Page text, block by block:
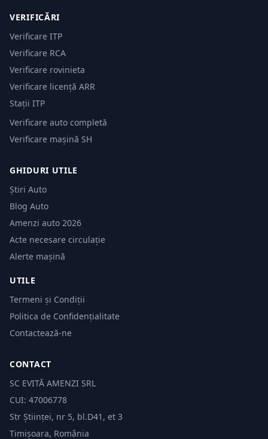
VERIFICĂRI
Verificare ITP
Verificare RCA
Verificare rovinieta
Verificare licență ARR
Stații ITP
Verificare auto completă
Verificare mașină SH
GHIDURI UTILE
Știri Auto
Blog Auto
Amenzi auto 2026
Acte necesare circulație
Alerte mașină
UTILE
Termeni și Condiții
Politica de Confidențialitate
Contactează-ne
CONTACT
SC EVITĂ AMENZI SRL
CUI: 47006778
Str Științei, nr 5, bl.D41, et 3
Timișoara, România